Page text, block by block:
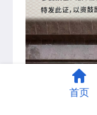
首页